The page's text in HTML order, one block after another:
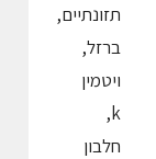
תזונתיים,
ברזל,
ויטמין
k,
חלבון